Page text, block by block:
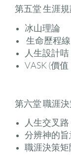
第五堂 生涯
冰山理論
生命歷程線
人生設計咭
VASK (價
第六堂 職涯
人生交叉路
分辨神的旨
職涯決策